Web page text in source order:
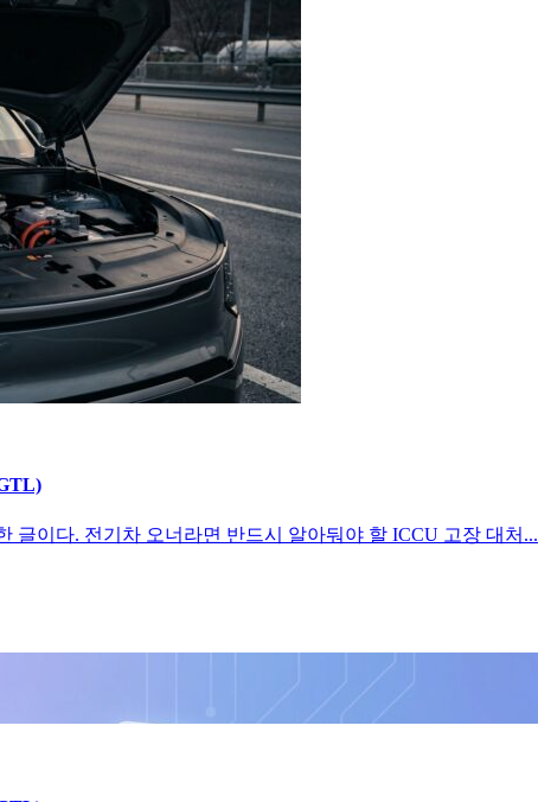
글이다. 전기차 오너라면 반드시 알아둬야 할 ICCU 고장 대처...